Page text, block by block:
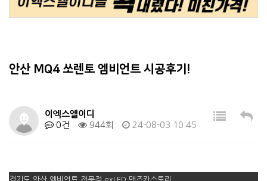
5 안산 제네시스 G70 엠비언트 라이트…
안산 MQ4 쏘렌토 엠비언트 시공후기!
이엑스엘이디
0건
944회 24-08-03 10:45